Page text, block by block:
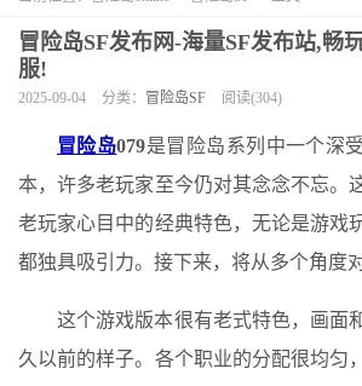
冒险岛SF发布网-海量SF发布站,畅
服!
2025-09-04 分类： 冒险岛SF 阅读(304)
冒险岛079是冒险岛系列中一个深
本，许多老玩家至今仍对其念念不忘。
老玩家心目中的经典特色，无论是游戏
都独具吸引力。接下来，将从多个角度
这个游戏版本很有老式特色，画面
久以前的样子。各个职业的分配很均匀